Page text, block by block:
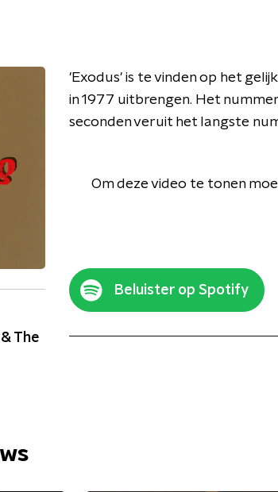
The
'Exodus' is te vinden op het
in 1977 uitbrengen. Het
seconden veruit het langste
Om deze video te tonen
Beluister op Spotify